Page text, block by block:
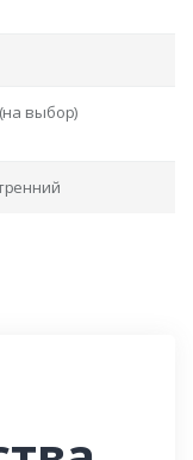
выбор)